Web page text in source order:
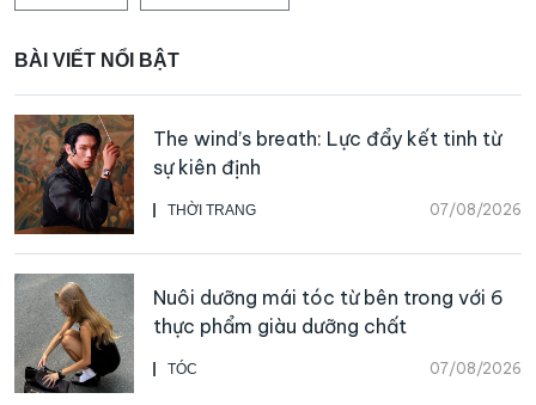
BÀI VIẾT NỔI BẬT
THỜI TRANG 07/08/2026
The wind’s breath: Lực đẩy kết tinh từ
sự kiên định
TÓC 07/08/2026
Nuôi dưỡng mái tóc từ bên trong với 6
thực phẩm giàu dưỡng chất